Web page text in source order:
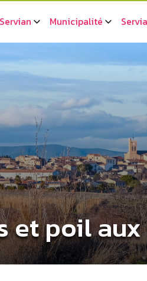
Municipalité
et poil